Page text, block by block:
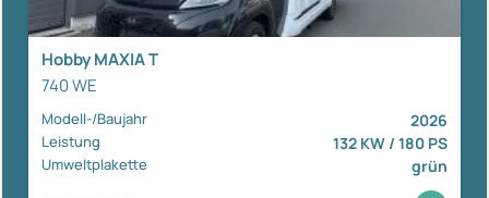
Hobby MAXIA T
740 WE
Modell-/Baujahr 2026
Leistung 132 KW / 180 PS
Umweltplakette grün